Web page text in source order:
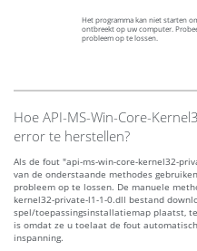
Het programma kan niet starten
ontbreekt op uw computer.
probleem op te lossen.
Hoe API-MS-Win-Core-
error te herstellen?
Als de fout "api-ms-win-core-kernel32-
van de onderstaande methodes
probleem op te lossen. De manuele
kernel32-private-l1-1-0.dll bestand
spel/toepassingsinstallatiemap plaatst,
is omdat ze u toelaat de fout
inspanning.